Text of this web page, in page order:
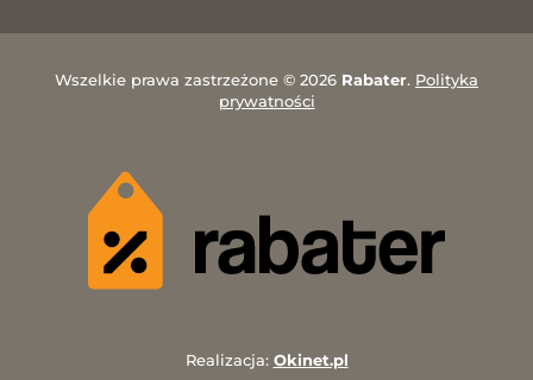
Wszelkie prawa zastrzeżone © 2026 Rabater. Polityka
prywatności
Realizacja: Okinet.pl